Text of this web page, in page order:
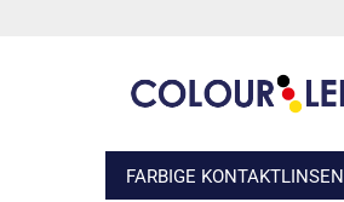
FARBIGE KONTAKTLINSEN